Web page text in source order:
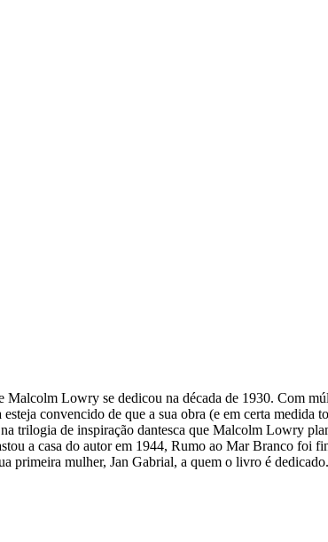
Lowry se dedicou na década de 1930. Com
convencido de que a sua obra (e em certa medida
trilogia de inspiração dantesca que Malcolm Lowry
a casa do autor em 1944, Rumo ao Mar Branco foi
primeira mulher, Jan Gabrial, a quem o livro é